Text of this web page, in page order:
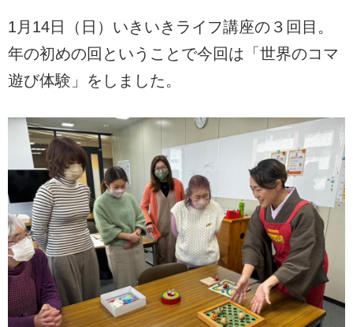
1月14日（日）いきいきライフ講座の３回目。
年の初めの回ということで今回は「世界のコマ
遊び体験」をしました。